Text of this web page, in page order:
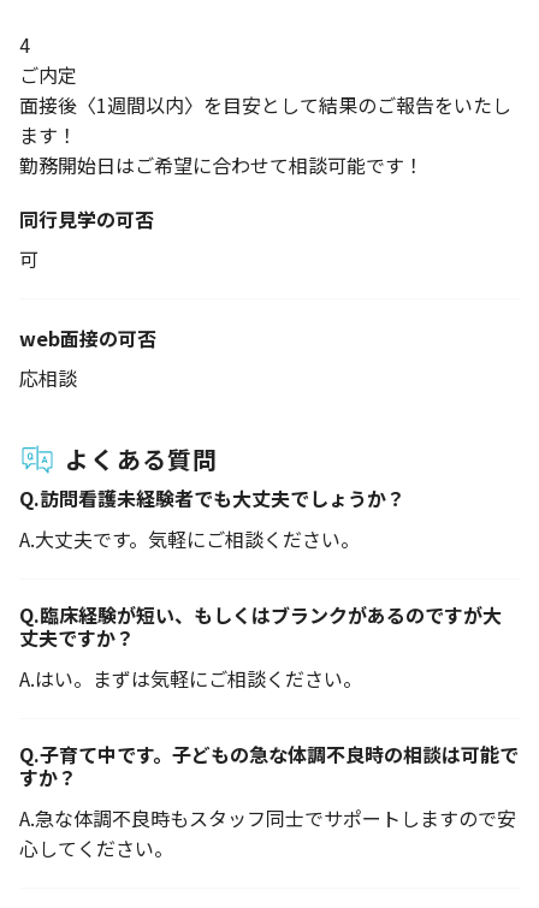
4
ご内定
面接後〈1週間以内〉を目安として結果のご報告をいたし
ます！
勤務開始日はご希望に合わせて相談可能です！
同行見学の可否
可
web面接の可否
応相談
よくある質問
Q.訪問看護未経験者でも大丈夫でしょうか？
A.大丈夫です。気軽にご相談ください。
Q.臨床経験が短い、もしくはブランクがあるのですが大
丈夫ですか？
A.はい。まずは気軽にご相談ください。
Q.子育て中です。子どもの急な体調不良時の相談は可能で
すか？
A.急な体調不良時もスタッフ同士でサポートしますので安
心してください。